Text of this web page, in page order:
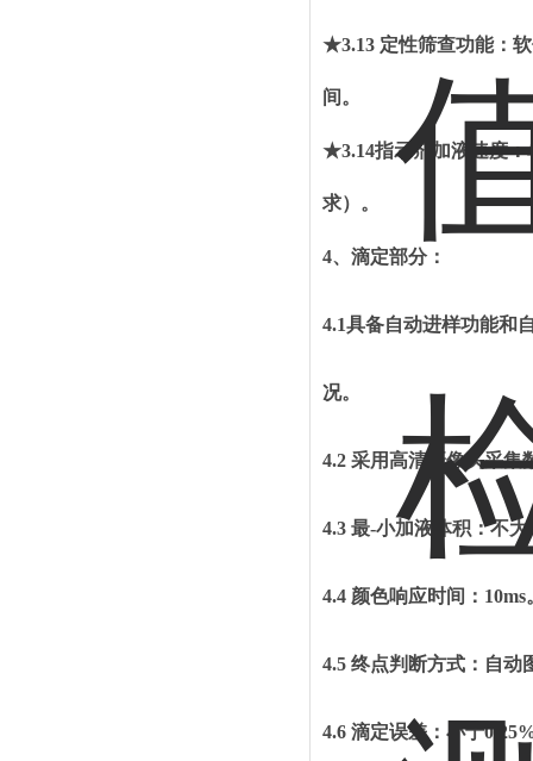
★3.13 定性筛查功能：
间。
★3.14指示剂加液速度
求）。
4、滴定部分：
4.1具备自动进样功能和
况。
4.2 采用高清摄像头采集
4.3 最-小加液体积：不大
4.4 颜色响应时间： 10ms
4.5 终点判断方式： 自动
4.6 滴定误差：小于